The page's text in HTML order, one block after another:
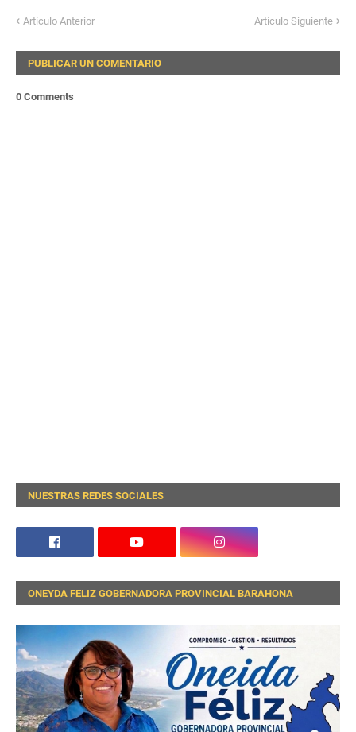
Artículo Anterior Artículo Siguiente
PUBLICAR UN COMENTARIO
0 Comments
NUESTRAS REDES SOCIALES
ONEYDA FELIZ GOBERNADORA PROVINCIAL BARAHONA